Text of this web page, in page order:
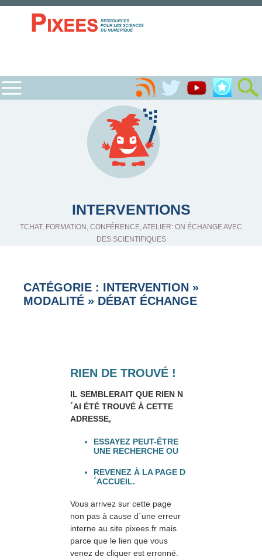
INTERVENTIONS
TCHAT, FORMATION, CONFÉRENCE, ATELIER: ON ÉCHANGE AVEC
DES SCIENTIFIQUES
CATÉGORIE : INTERVENTION »
MODALITÉ » DÉBAT ÉCHANGE
RIEN DE TROUVÉ !
IL SEMBLERAIT QUE RIEN N
´AI ÉTÉ TROUVÉ À CETTE
ADRESSE,
ESSAYEZ PEUT-ÊTRE
UNE RECHERCHE OU
REVENEZ À LA PAGE D
´ACCUEIL.
Vous arrivez sur cette page
non pas à cause d´une erreur
interne au site pixees.fr mais
parce que le lien que vous
venez de cliquer est erronné.